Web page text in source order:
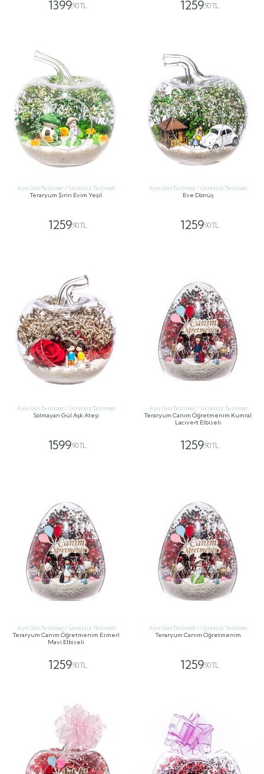
1399,90 TL 1259,90 TL
Aynı Gün Teslimat / Ücretsiz Teslimat
Teraryum Şirin Evim Yeşil
1259,90 TL
Aynı Gün Teslimat / Ücretsiz Teslimat
Eve Dönüş
1259,90 TL
Aynı Gün Teslimat / Ücretsiz Teslimat
Solmayan Gül Aşk Ateşi
1599,90 TL
Aynı Gün Teslimat / Ücretsiz Teslimat
Teraryum Canım Öğretmenim Kumral
Lacivert Elbiseli
1259,90 TL
Aynı Gün Teslimat / Ücretsiz Teslimat
Teraryum Canım Öğretmenim Esmerl
Mavi Elbiseli
1259,90 TL
Aynı Gün Teslimat / Ücretsiz Teslimat
Teraryum Canım Öğretmenim
1259,90 TL